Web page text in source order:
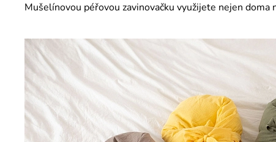
Mušelínovou péřovou zavinovačku využijete nejen